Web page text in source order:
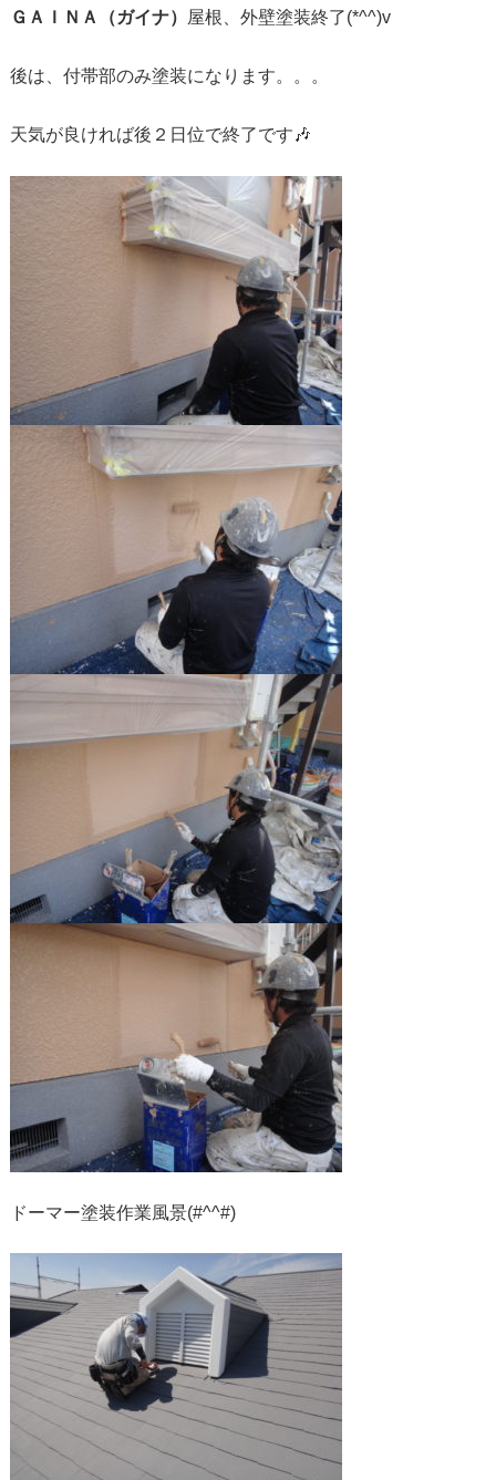
ＧＡＩＮＡ（ガイナ） 屋根、外壁塗装終了(*^^)v
後は、付帯部のみ塗装になります。。。
天気が良ければ後２日位で終了です🎶
ドーマー塗装作業風景(#^^#)